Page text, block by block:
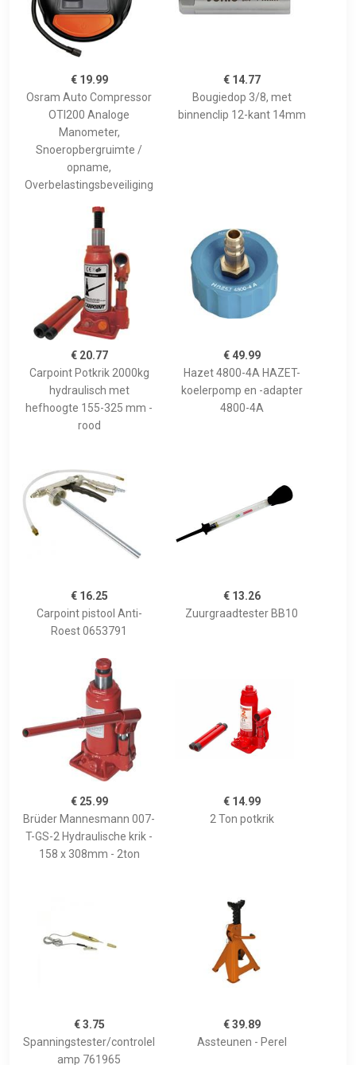
€ 19.99
Osram Auto Compressor
OTI200 Analoge
Manometer,
Snoeropbergruimte /
opname,
Overbelastingsbeveiliging
€ 14.77
Bougiedop 3/8, met
binnenclip 12-kant 14mm
€ 20.77
Carpoint Potkrik 2000kg
hydraulisch met
hefhoogte 155-325 mm -
rood
€ 49.99
Hazet 4800-4A HAZET-
koelerpomp en -adapter
4800-4A
€ 16.25
Carpoint pistool Anti-
Roest 0653791
€ 13.26
Zuurgraadtester BB10
€ 25.99
Brüder Mannesmann 007-
T-GS-2 Hydraulische krik -
158 x 308mm - 2ton
€ 14.99
2 Ton potkrik
€ 3.75
Spanningstester/controlel
amp 761965
€ 39.89
Assteunen - Perel